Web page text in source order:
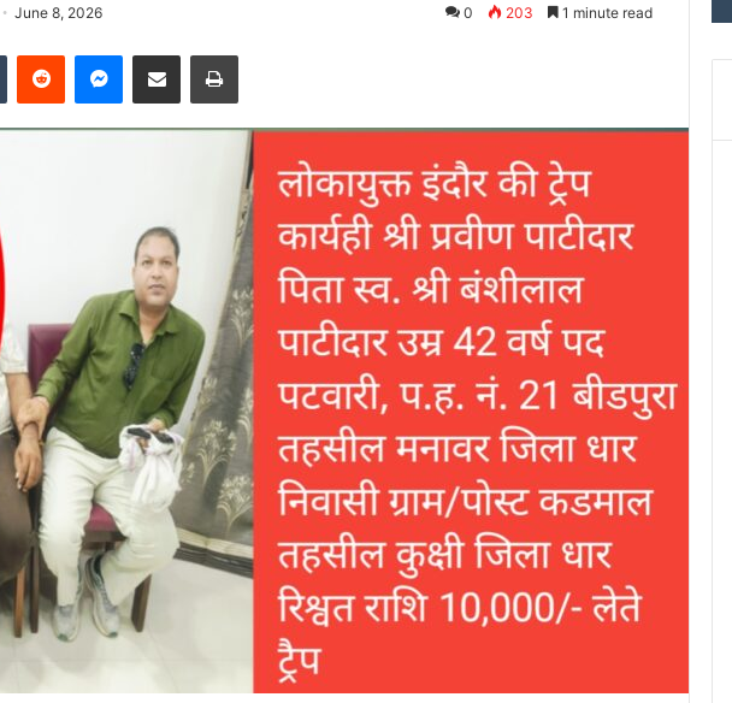
June 8, 2026 0 203 1 minute read
Tumblr Reddit Messenger
Share via Email Print